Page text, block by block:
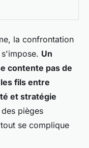
la confrontation
Un
contente pas de
fils entre
et stratégie
pièges
se complique